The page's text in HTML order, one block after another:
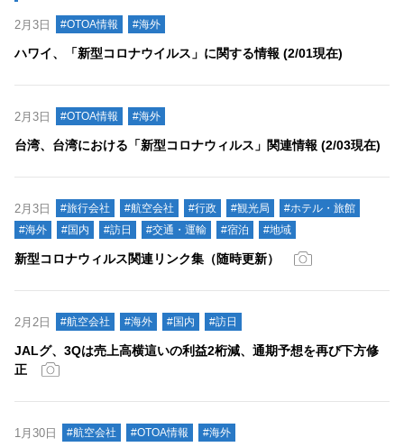
2月3日 #OTOA情報 #海外
ハワイ、「新型コロナウイルス」に関する情報 (2/01現在)
2月3日 #OTOA情報 #海外
台湾、台湾における「新型コロナウィルス」関連情報 (2/03現在)
2月3日 #旅行会社 #航空会社 #行政 #観光局
#ホテル・旅館
#海外
#国内 #訪日 #交通・運輸 #宿泊 #地域
新型コロナウィルス関連リンク集（随時更新）
2月2日 #航空会社 #海外 #国内 #訪日
JALグ、3Qは売上高横這いの利益2桁減、通期予想を再び下方修
正
1月30日 #航空会社 #OTOA情報 #海外